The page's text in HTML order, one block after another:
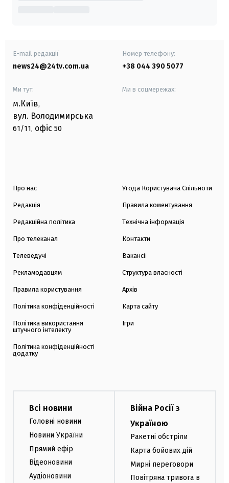
E-mail редакції
news24@24tv.com.ua
Номер телефону:
+38 044 390 5077
Ми тут:
м.Київ,
вул. Володимирська
61/11, офіс 50
Ми в соцмережах:
Про нас
Редакція
Редакційна політика
Про телеканал
Телеведучі
Рекламодавцям
Правила користування
Політика конфіденційності
Політика використання
штучного інтелекту
Політика конфіденційності
додатку
Угода Користувача Спільноти
Правила коментування
Технічна інформація
Контакти
Вакансії
Структура власності
Архів
Карта сайту
Ігри
Всі новини
Головні новини
Новини України
Прямий ефір
Відеоновини
Аудіоновини
Війна Росії з
Україною
Ракетні обстріли
Карта бойових дій
Мирні переговори
Повітряна тривога в